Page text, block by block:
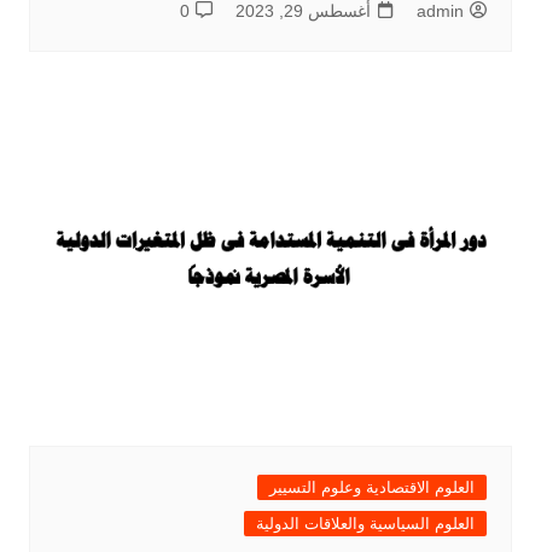
admin أغسطس 29, 2023 0
العلوم الاقتصادية وعلوم التسيير
العلوم السياسية والعلاقات الدولية